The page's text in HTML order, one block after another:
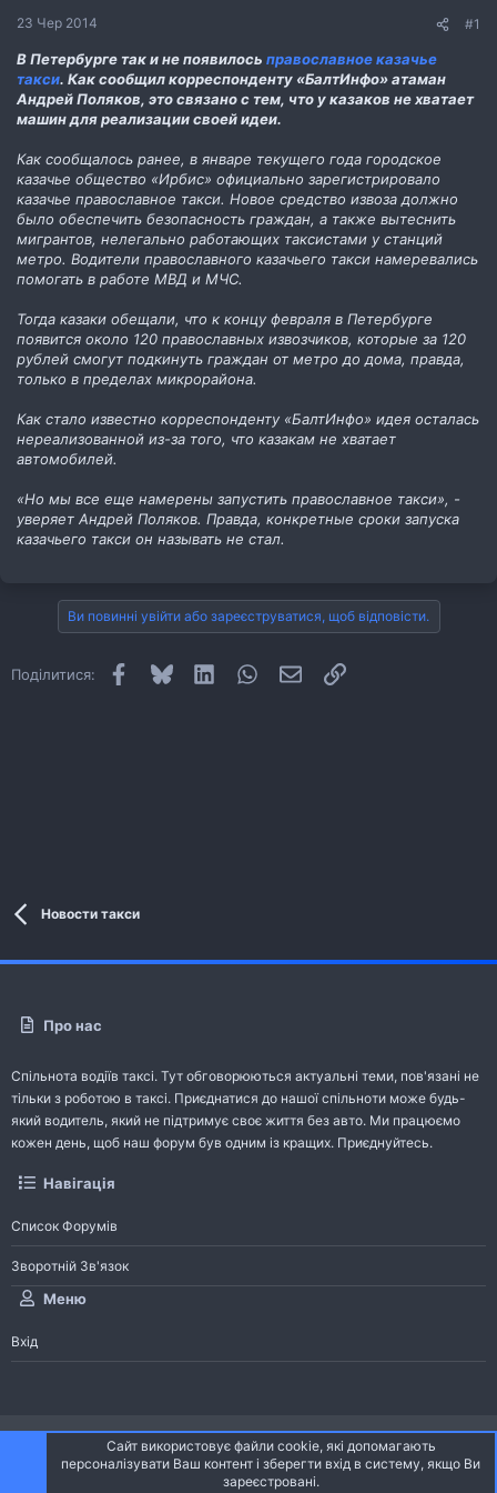
н
23 Чер 2014 #1
В Петербурге так и не появилось православное казачье
такси. Как сообщил корреспонденту «БалтИнфо» атаман
Андрей Поляков, это связано с тем, что у казаков не хватает
машин для реализации своей идеи.
Как сообщалось ранее, в январе текущего года городское
казачье общество «Ирбис» официально зарегистрировало
казачье православное такси. Новое средство извоза должно
было обеспечить безопасность граждан, а также вытеснить
мигрантов, нелегально работающих таксистами у станций
метро. Водители православного казачьего такси намеревались
помогать в работе МВД и МЧС.
Тогда казаки обещали, что к концу февраля в Петербурге
появится около 120 православных извозчиков, которые за 120
рублей смогут подкинуть граждан от метро до дома, правда,
только в пределах микрорайона.
Как стало известно корреспонденту «БалтИнфо» идея осталась
нереализованной из-за того, что казакам не хватает
автомобилей.
«Но мы все еще намерены запустить православное такси», -
уверяет Андрей Поляков. Правда, конкретные сроки запуска
казачьего такси он называть не стал.
Ви повинні увійти або зареєструватися, щоб відповісти.
Поділитися: Facebook
Bluesky LinkedInWhatsApp
E-mailПосилання
Новости такси
Про нас
Спільнота водіїв таксі. Тут обговорюються актуальні теми, пов'язані не
тільки з роботою в таксі. Приєднатися до нашої спільноти може будь-
який водитель, який не підтримує своє життя без авто. Ми працюємо
кожен день, щоб наш форум був одним із кращих. Приєднуйтесь.
Навігація
Список Форумів
Зворотній Зв'язок
Меню
Вхід
Community platform by XenForo® © 2010-2026 XenForo Ltd.
Community platform by XenForo © 2010-2022 XenForo Ltd. | dev: Pages
Сайт використовує файли cookie, які допомагають
персоналізувати Ваш контент і зберегти вхід в систему, якщо Ви
зареєстровані.